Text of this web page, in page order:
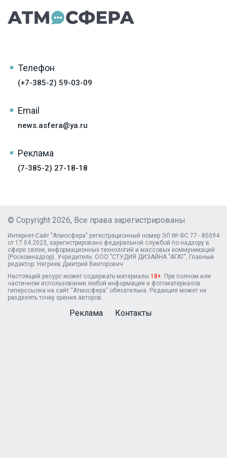
Телефон
(+7-385-2) 59-03-09
Email
news.asfera@ya.ru
Реклама
(7-385-2) 27-18-18
© Copyright 2026, Все права зарегистрированы
Интернет-Сайт "Атмосфера" регистрационный номер ЭЛ № ФС 77 - 85094
от 17.04.2023, зарегистрировано федеральной службой по надзору в
сфере связи, информационных технологий и массовых коммуникаций
(Роскомнадзор). Учредитель: ООО "СТУДИЯ ДИЗАЙНА "АГАТ", Главный
редактор: Негреев Дмитрий Викторович
Настоящий ресурс может содержать материалы 18+ . При полном или
частичном использовании любой информации и фотоматериалов
гиперссылка на сайт “Атмосфера” обязательна. Редакция может не
разделять точку зрения авторов.
Реклама Контакты